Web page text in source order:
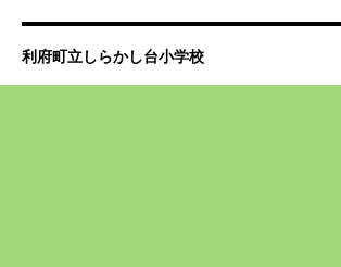
利府町立しらかし台小学校